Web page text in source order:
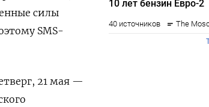
силы
SMS-
21 мая —